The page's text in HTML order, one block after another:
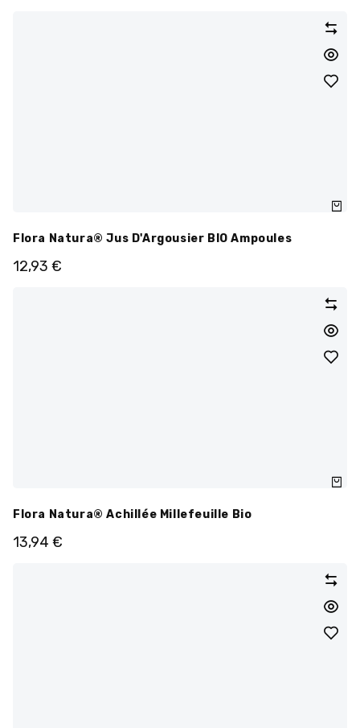
Flora Natura® Jus D'Argousier BIO Ampoules
12,93 €
Flora Natura® Achillée Millefeuille Bio
13,94 €